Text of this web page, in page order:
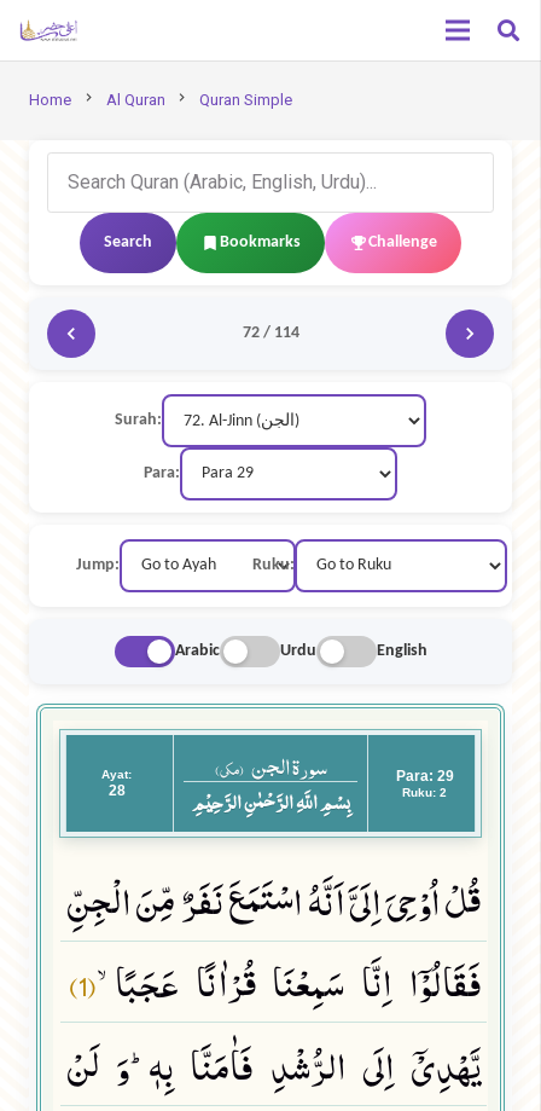
Home chevron_right Al Quran chevron_right Quran Simple
Search Bookmarks Challenge
72 / 114
Surah:
Para:
Jump: Ruku:
Arabic Urdu English
Ayat:
28
سورة الجن (مکی)
بِسْمِ اللَّهِ الرَّحْمٰنِ الرَّحِيْمِ
Para: 29
Ruku: 2
قُلْ اُوْحِیَ اِلَیَّ اَنَّهُ اسْتَمَعَ نَفَرٌ مِّنَ الْجِنِّ
فَقَالُوْۤا اِنَّا سَمِعْنَا قُرْاٰنًا عَجَبًاۙ(1)
یَّهْدِیْۤ اِلَى الرُّشْدِ فَاٰمَنَّا بِهٖؕ-وَ لَنْ